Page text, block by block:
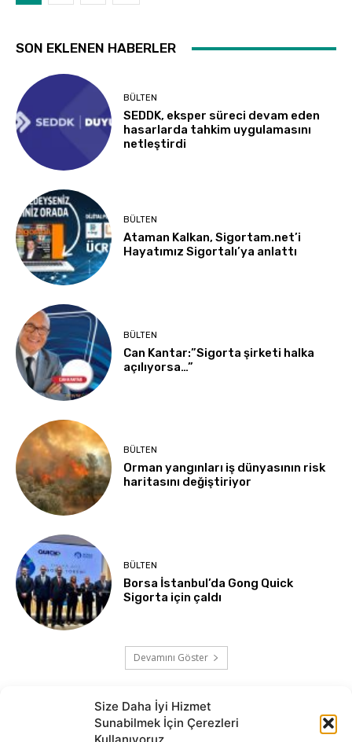
Size Daha İyi Hizmet
Sunabilmek İçin Çerezleri
SON EKLENEN HABERLER
BÜLTEN
SEDDK, eksper süreci devam eden
hasarlarda tahkim uygulamasını
netleştirdi
BÜLTEN
Ataman Kalkan, Sigortam.net’i
Hayatımız Sigortalı’ya anlattı
BÜLTEN
Can Kantar:”Sigorta şirketi halka
açılıyorsa…”
BÜLTEN
Orman yangınları iş dünyasının risk
haritasını değiştiriyor
BÜLTEN
Borsa İstanbul’da Gong Quick
Sigorta için çaldı
Devamını Göster